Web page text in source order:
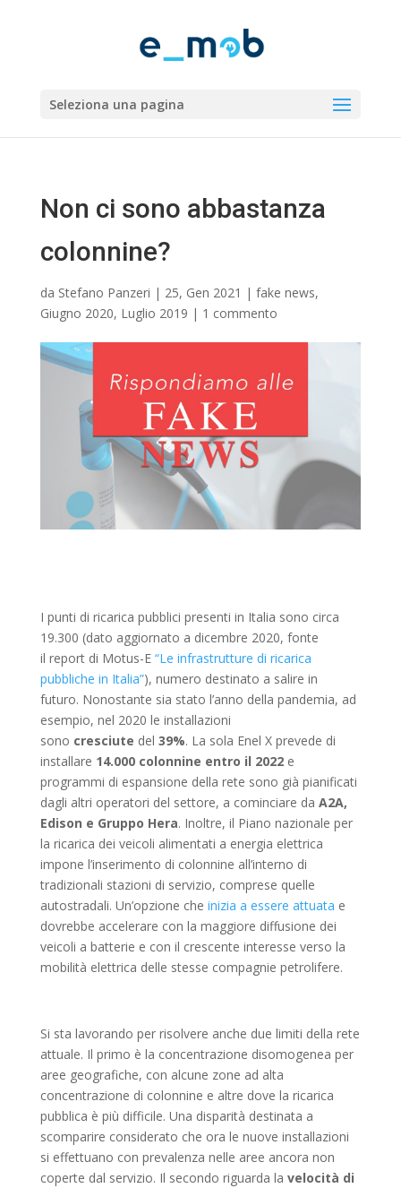
Seleziona una pagina
Non ci sono abbastanza
colonnine?
da Stefano Panzeri | 25, Gen 2021 | fake news,
Giugno 2020, Luglio 2019 | 1 commento
I punti di ricarica pubblici presenti in Italia sono circa
19.300 (dato aggiornato a dicembre 2020, fonte
il report di Motus-E “Le infrastrutture di ricarica
pubbliche in Italia”), numero destinato a salire in
futuro. Nonostante sia stato l’anno della pandemia, ad
esempio, nel 2020 le installazioni
sono cresciute del 39%. La sola Enel X prevede di
installare 14.000 colonnine entro il 2022e
programmi di espansione della rete sono già pianificati
dagli altri operatori del settore, a cominciare da A2A,
Edison e Gruppo Hera. Inoltre, il Piano nazionale per
la ricarica dei veicoli alimentati a energia elettrica
impone l’inserimento di colonnine all’interno di
tradizionali stazioni di servizio, comprese quelle
autostradali. Un’opzione che inizia a essere attuata e
dovrebbe accelerare con la maggiore diffusione dei
veicoli a batterie e con il crescente interesse verso la
mobilità elettrica delle stesse compagnie petrolifere.
Si sta lavorando per risolvere anche due limiti della rete
attuale. Il primo è la concentrazione disomogenea per
aree geografiche, con alcune zone ad alta
concentrazione di colonnine e altre dove la ricarica
pubblica è più difficile. Una disparità destinata a
scomparire considerato che ora le nuove installazioni
si effettuano con prevalenza nelle aree ancora non
coperte dal servizio. Il secondo riguarda la velocità di